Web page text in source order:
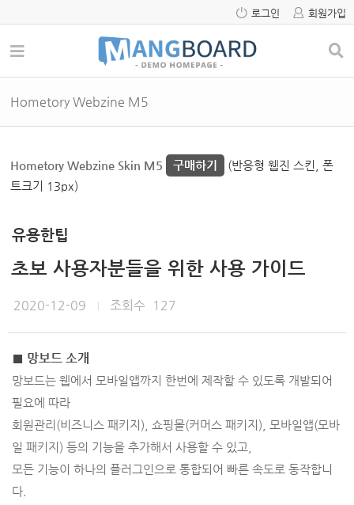
로그인 회원가입
Hometory Webzine M5
Hometory Webzine Skin M5 구매하기
(반응형 웹진 스킨, 폰
트크기 13px)
유용한팁
초보 사용자분들을 위한 사용 가이드
2020-12-09 조회수 127
■ 망보드 소개
망보드는 웹에서 모바일앱까지 한번에 제작할 수 있도록 개발되어
필요에 따라
회원관리(비즈니스 패키지), 쇼핑몰(커머스 패키지), 모바일앱(모바
일 패키지) 등의 기능을 추가해서 사용할 수 있고,
모든 기능이 하나의 플러그인으로 통합되어 빠른 속도로 동작합니
다.